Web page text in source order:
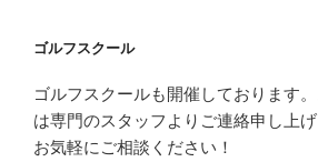
ゴルフスクール
ゴルフスクールも開催しております
は専門のスタッフよりご連絡申し上げ
お気軽にご相談ください！